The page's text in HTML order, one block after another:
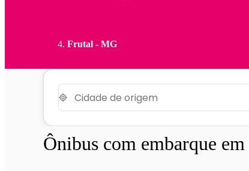
Frutal - MG
Ônibus com embarque em